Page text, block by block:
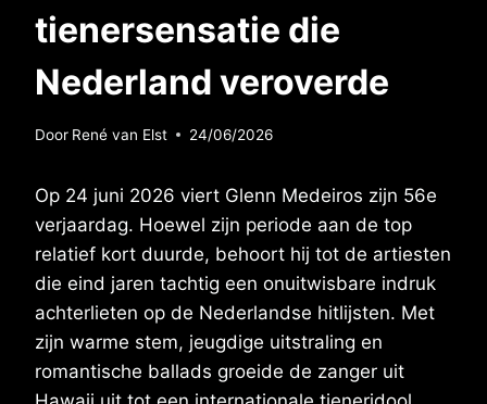
tienersensatie die
Nederland veroverde
Door René van Elst 24/06/2026
Op 24 juni 2026 viert Glenn Medeiros zijn 56e
verjaardag. Hoewel zijn periode aan de top
relatief kort duurde, behoort hij tot de artiesten
die eind jaren tachtig een onuitwisbare indruk
achterlieten op de Nederlandse hitlijsten. Met
zijn warme stem, jeugdige uitstraling en
romantische ballads groeide de zanger uit